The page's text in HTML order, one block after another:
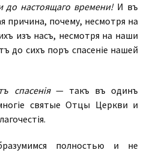
настоящаго времени!И въ
причина, почему, несмотря на
изъ насъ, несмотря на наши
до сихъ поръ спасеніе нашей
спасенія— такъ въ одинъ
святые Отцы Церкви и
полностью и не